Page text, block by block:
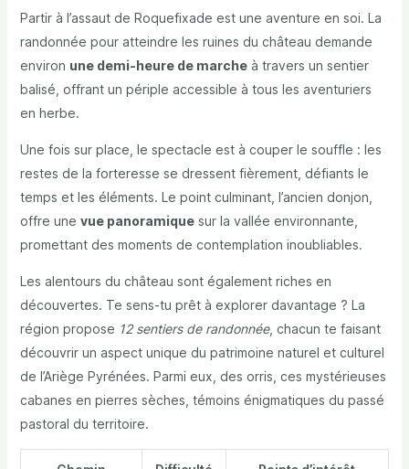
Partir à l’assaut de Roquefixade est une aventure en soi. La
randonnée pour atteindre les ruines du château demande
environ une demi-heure de marcheà travers un sentier
balisé, offrant un périple accessible à tous les aventuriers
en herbe.
Une fois sur place, le spectacle est à couper le souffle : les
restes de la forteresse se dressent fièrement, défiants le
temps et les éléments. Le point culminant, l’ancien donjon,
offre une vue panoramiquesur la vallée environnante,
promettant des moments de contemplation inoubliables.
Les alentours du château sont également riches en
découvertes. Te sens-tu prêt à explorer davantage ? La
région propose 12 sentiers de randonnée, chacun te faisant
découvrir un aspect unique du patrimoine naturel et culturel
de l’Ariège Pyrénées. Parmi eux, des orris, ces mystérieuses
cabanes en pierres sèches, témoins énigmatiques du passé
pastoral du territoire.